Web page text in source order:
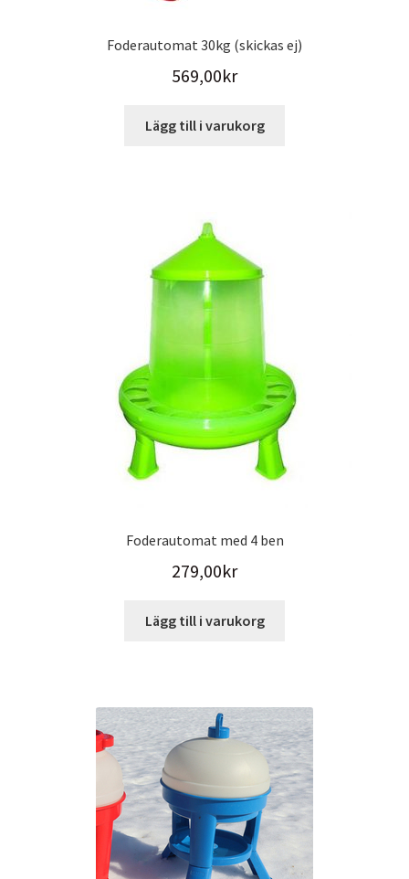
Foderautomat 30kg (skickas ej)
569,00kr
Lägg till i varukorg
Foderautomat med 4 ben
279,00kr
Lägg till i varukorg